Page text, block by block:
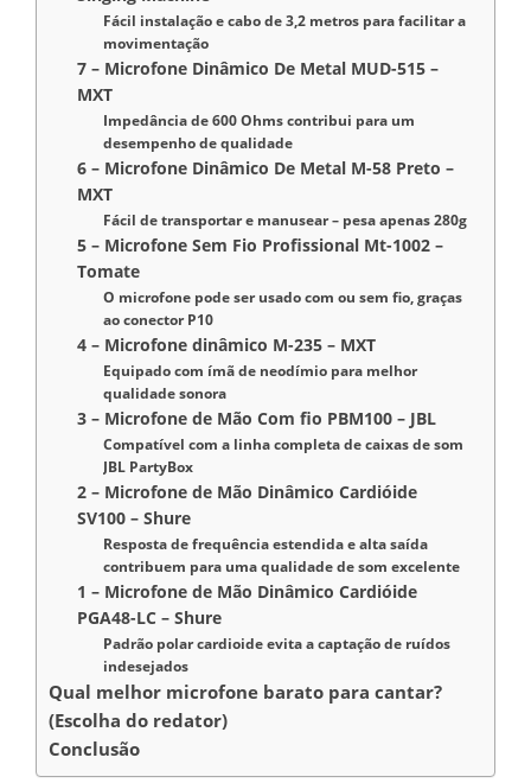
Fácil instalação e cabo de 3,2 metros para facilitar a
movimentação
7 – Microfone Dinâmico De Metal MUD-515 –
MXT
Impedância de 600 Ohms contribui para um
desempenho de qualidade
6 – Microfone Dinâmico De Metal M-58 Preto –
MXT
Fácil de transportar e manusear – pesa apenas 280g
5 – Microfone Sem Fio Profissional Mt-1002 –
Tomate
O microfone pode ser usado com ou sem fio, graças
ao conector P10
4 – Microfone dinâmico M-235 – MXT
Equipado com ímã de neodímio para melhor
qualidade sonora
3 – Microfone de Mão Com fio PBM100 – JBL
Compatível com a linha completa de caixas de som
JBL PartyBox
2 – Microfone de Mão Dinâmico Cardióide
SV100 – Shure
Resposta de frequência estendida e alta saída
contribuem para uma qualidade de som excelente
1 – Microfone de Mão Dinâmico Cardióide
PGA48-LC – Shure
Padrão polar cardioide evita a captação de ruídos
indesejados
Qual melhor microfone barato para cantar?
(Escolha do redator)
Conclusão